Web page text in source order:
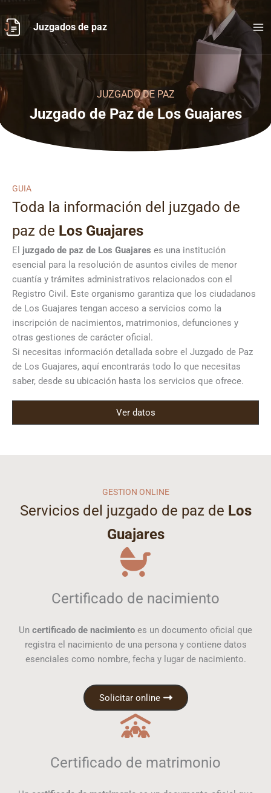
al
contenido
Juzgados de paz
JUZGADO DE PAZ
Juzgado de Paz de Los Guajares
GUIA
Toda la información del juzgado de
paz de Los Guajares
El juzgado de paz de Los Guajares es una institución
esencial para la resolución de asuntos civiles de menor
cuantía y trámites administrativos relacionados con el
Registro Civil. Este organismo garantiza que los ciudadanos
de Los Guajares tengan acceso a servicios como la
inscripción de nacimientos, matrimonios, defunciones y
otras gestiones de carácter oficial.
Si necesitas información detallada sobre el Juzgado de Paz
de Los Guajares, aquí encontrarás todo lo que necesitas
saber, desde su ubicación hasta los servicios que ofrece.
Ver datos
GESTION ONLINE
Servicios del juzgado de paz de Los
Guajares
Certificado de nacimiento
Un certificado de nacimiento es un documento oficial que
registra el nacimiento de una persona y contiene datos
esenciales como nombre, fecha y lugar de nacimiento.
Solicitar online
Certificado de matrimonio